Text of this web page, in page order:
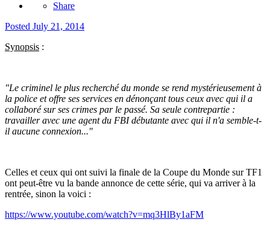
Share
Posted July 21, 2014
Synopsis :
"Le criminel le plus recherché du monde se rend mystérieusement à
la police et offre ses services en dénonçant tous ceux avec qui il a
collaboré sur ses crimes par le passé. Sa seule contrepartie :
travailler avec une agent du FBI débutante avec qui il n'a semble-t-
il aucune connexion..."
Celles et ceux qui ont suivi la finale de la Coupe du Monde sur TF1
ont peut-être vu la bande annonce de cette série, qui va arriver à la
rentrée, sinon la voici :
https://www.youtube.com/watch?v=mq3HlBy1aFM